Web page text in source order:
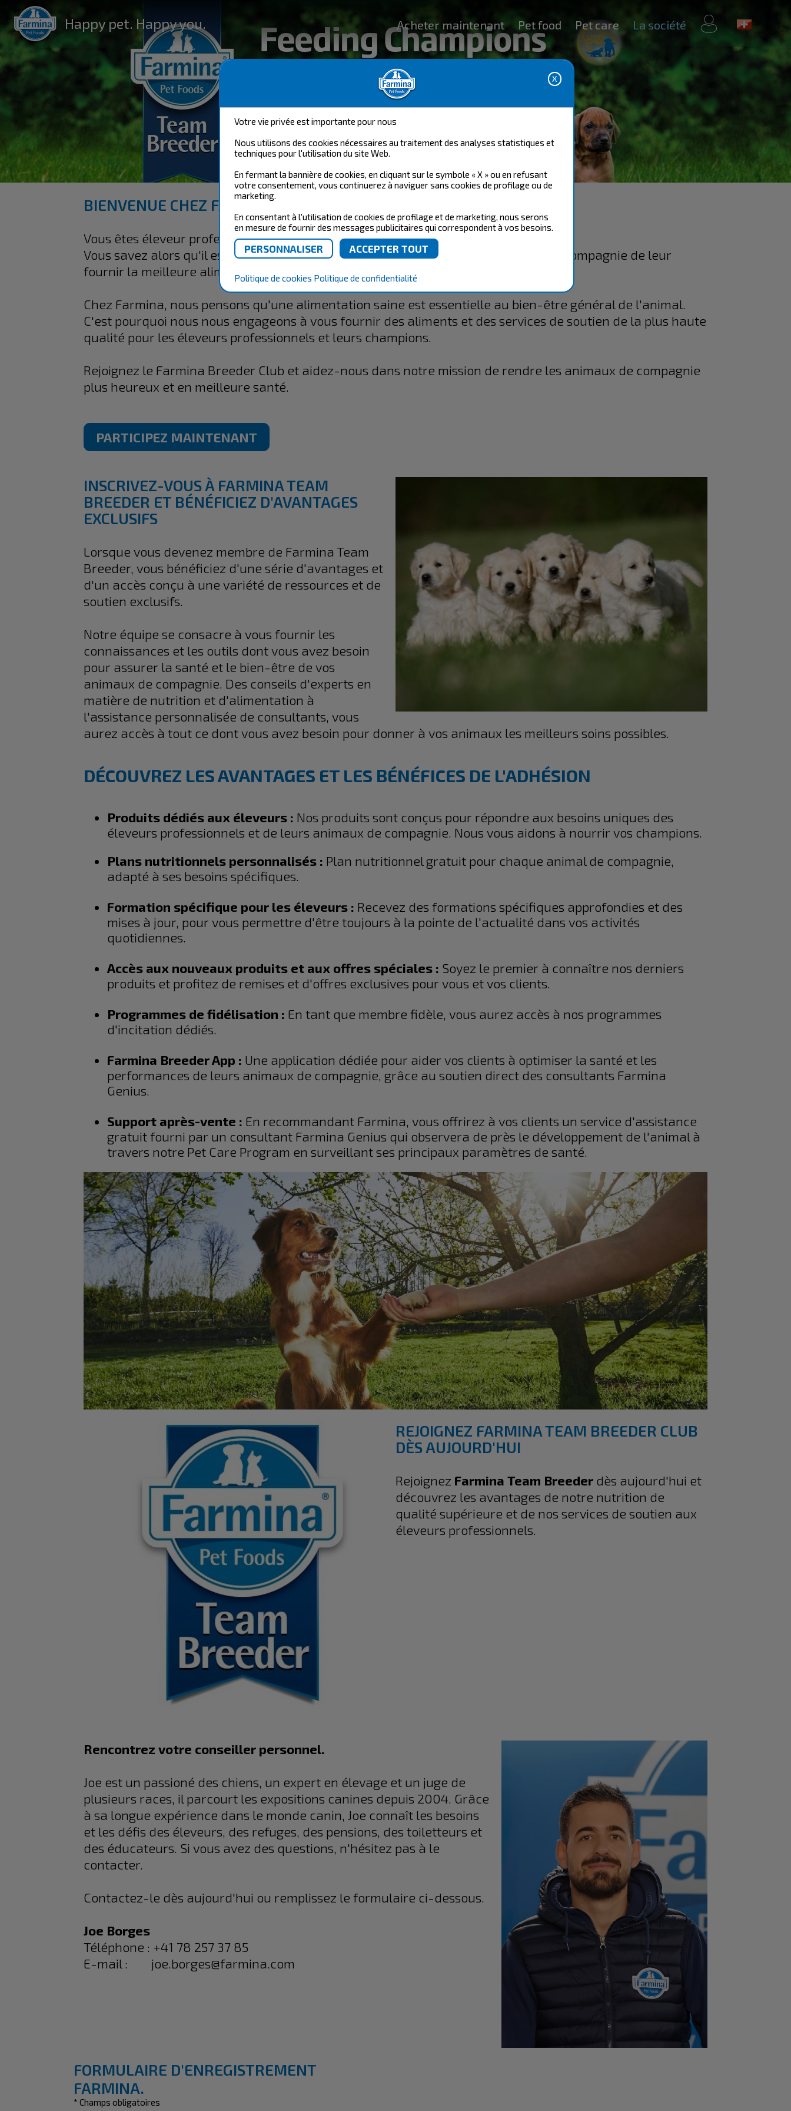
Votre vie privée est importante pour nous
Nous utilisons des cookies nécessaires au traitement des analyses statistiques et
techniques pour l'utilisation du site Web.
En fermant la bannière de cookies, en cliquant sur le symbole « X » ou en refusant
votre consentement, vous continuerez à naviguer sans cookies de profilage ou de
marketing.
En consentant à l'utilisation de cookies de profilage et de marketing, nous serons
en mesure de fournir des messages publicitaires qui correspondent à vos besoins.
Politique de cookies Politique de confidentialité
Happy pet. Happy you. Acheter maintenant Pet food Pet care La société
mon
compte
BIENVENUE CHEZ FARMINA BREEDER CLUB !
Vous êtes éleveur professionnel ?
Vous savez alors qu'il est essentiel pour la santé et le bien-être de vos animaux de compagnie de leur
fournir la meilleure alimentation possible.
Chez Farmina, nous pensons qu'une alimentation saine est essentielle au bien-être général de l'animal.
C'est pourquoi nous nous engageons à vous fournir des aliments et des services de soutien de la plus haute
qualité pour les éleveurs professionnels et leurs champions.
Rejoignez le Farmina Breeder Club et aidez-nous dans notre mission de rendre les animaux de compagnie
plus heureux et en meilleure santé.
PARTICIPEZ MAINTENANT
INSCRIVEZ-VOUS À FARMINA TEAM
BREEDER ET BÉNÉFICIEZ D'AVANTAGES
EXCLUSIFS
Lorsque vous devenez membre de Farmina Team
Breeder, vous bénéficiez d'une série d'avantages et
d'un accès conçu à une variété de ressources et de
soutien exclusifs.
Notre équipe se consacre à vous fournir les
connaissances et les outils dont vous avez besoin
pour assurer la santé et le bien-être de vos
animaux de compagnie. Des conseils d'experts en
matière de nutrition et d'alimentation à
l'assistance personnalisée de consultants, vous
aurez accès à tout ce dont vous avez besoin pour donner à vos animaux les meilleurs soins possibles.
DÉCOUVREZ LES AVANTAGES ET LES BÉNÉFICES DE L'ADHÉSION
Produits dédiés aux éleveurs : Nos produits sont conçus pour répondre aux besoins uniques des
éleveurs professionnels et de leurs animaux de compagnie. Nous vous aidons à nourrir vos champions.
Plans nutritionnels personnalisés : Plan nutritionnel gratuit pour chaque animal de compagnie,
adapté à ses besoins spécifiques.
Formation spécifique pour les éleveurs : Recevez des formations spécifiques approfondies et des
mises à jour, pour vous permettre d'être toujours à la pointe de l'actualité dans vos activités
quotidiennes.
Accès aux nouveaux produits et aux offres spéciales : Soyez le premier à connaître nos derniers
produits et profitez de remises et d'offres exclusives pour vous et vos clients.
Programmes de fidélisation : En tant que membre fidèle, vous aurez accès à nos programmes
d'incitation dédiés.
Farmina Breeder App : Une application dédiée pour aider vos clients à optimiser la santé et les
performances de leurs animaux de compagnie, grâce au soutien direct des consultants Farmina
Genius.
Support après-vente : En recommandant Farmina, vous offrirez à vos clients un service d'assistance
gratuit fourni par un consultant Farmina Genius qui observera de près le développement de l'animal à
travers notre Pet Care Program en surveillant ses principaux paramètres de santé.
REJOIGNEZ FARMINA TEAM BREEDER CLUB
DÈS AUJOURD'HUI
Rejoignez Farmina Team Breeder dès aujourd'hui et
découvrez les avantages de notre nutrition de
qualité supérieure et de nos services de soutien aux
éleveurs professionnels.
Rencontrez votre conseiller personnel.
Joe est un passioné des chiens, un expert en élevage et un juge de
plusieurs races, il parcourt les expositions canines depuis 2004. Grâce
à sa longue expérience dans le monde canin, Joe connaît les besoins
et les défis des éleveurs, des refuges, des pensions, des toiletteurs et
des éducateurs. Si vous avez des questions, n'hésitez pas à le
contacter.
Contactez-le dès aujourd'hui ou remplissez le formulaire ci-dessous.
Joe Borges
Téléphone : +41 78 257 37 85
E-mail : joe.borges@farmina.com
FORMULAIRE D'ENREGISTREMENT
FARMINA.
* Champs obligatoires